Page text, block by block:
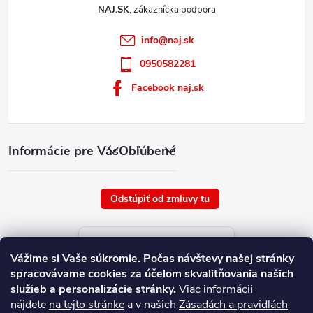
Vážime si Vaše súkromie. Počas návštevy našej stránky
spracovávame cookies za účelom skvalitňovania našich
služieb a personalizácie stránky.Viac informácii
nájdete na tejto stránke a v našich Zásadách a pravidlách
Informácie pre VásObľúbené
NAJ.SK
info@naj.sk
0950582281
Facebook naj.sk
Odstúpiť od zmluvy tu
Aktuálne ceny tovaru
platné od : 9/8/2026